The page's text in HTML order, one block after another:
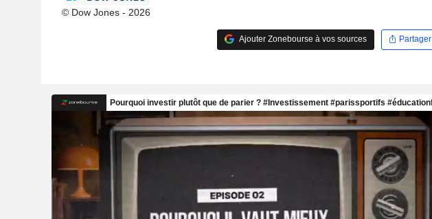
© Dow Jones - 2026
Ajouter Zonebourse à vos sources Partager